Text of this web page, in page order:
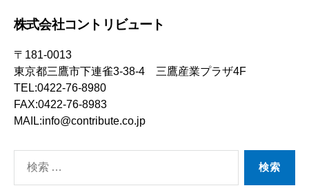
株式会社コントリビュート
〒181-0013
東京都三鷹市下連雀3-38-4 三鷹産業プラザ4F
TEL:0422-76-8980
FAX:0422-76-8983
MAIL:info@contribute.co.jp
索